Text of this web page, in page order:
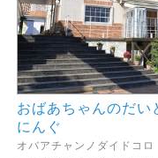
おばあちゃんのだ
にんぐ
オバアチャンノダイドコ